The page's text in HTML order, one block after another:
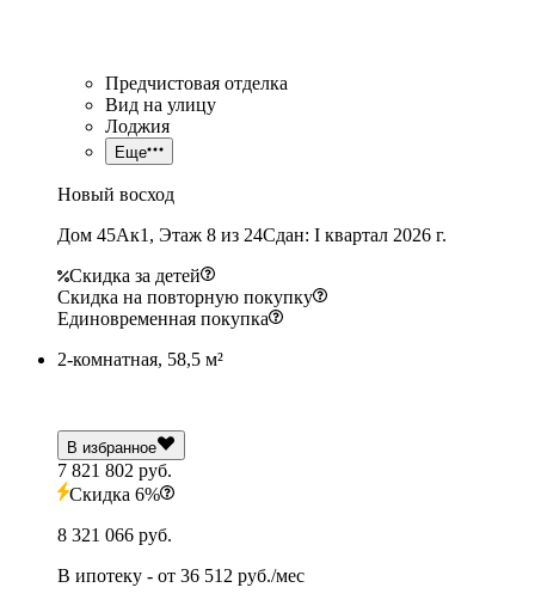
Предчистовая отделка
Вид на улицу
Лоджия
Еще
Новый восход
Дом 45Ак1, Этаж 8 из 24Сдан: I квартал 2026 г.
Скидка за детей
Скидка на повторную покупку
Единовременная покупка
2-комнатная, 58,5 м²
В избранное
7 821 802 руб.
Скидка 6%
8 321 066 руб.
В ипотеку - от 36 512 руб./мес